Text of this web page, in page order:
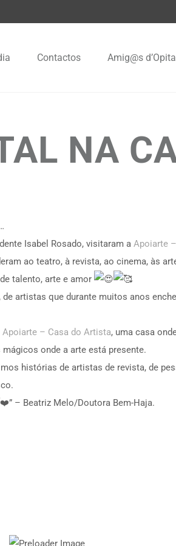
Contactos Amig@s
NA
Isabel Rosado, visitaram a Apoiarte
ao teatro, à revista, ao cinema, às
talento, arte e amor
artistas que durante muitos anos
Apoiarte – Casa do Artista, uma casa
onde a arte está presente.
histórias de artistas de revista, de
” – Beatriz Melo/Doutora Bem-Haja.